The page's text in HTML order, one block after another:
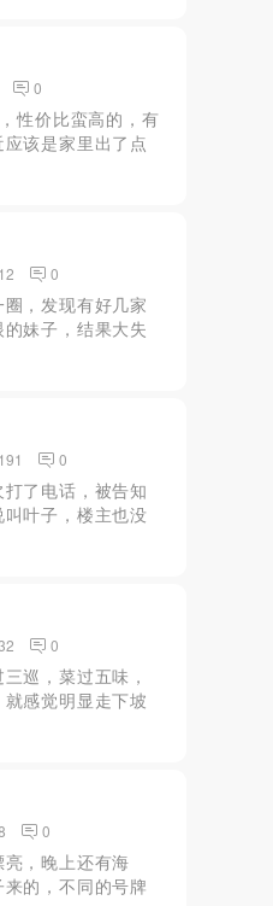
很有名的火焰山
0
性价比蛮高的，有
该是家里出了点
帮帮吧
0
，发现有好几家
妹子，结果大失
己戴，自己往床
几百下缴枪结
191 0
了电话，被告知
叶子，楼主也没
，到楼下打电话
，有客人，让我
0
巡，菜过五味，
感觉明显走下坡
着被释放，被调
的欲望，废话不
0
，晚上还有海
的，不同的号牌